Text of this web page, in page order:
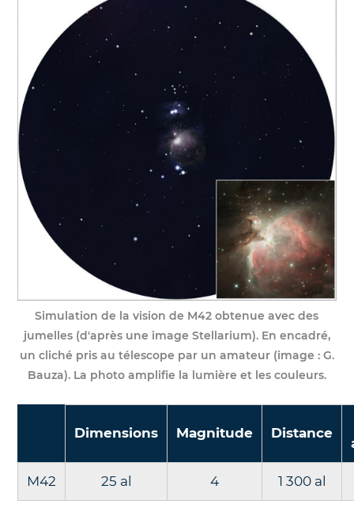
Simulation de la vision de M42 obtenue avec des
jumelles (d'après une image Stellarium). En encadré,
un cliché pris au télescope par un amateur (image : G.
Bauza). La photo amplifie la lumière et les couleurs.
Dimensions Magnitude Distance
M42 25 al 4 1 300 al